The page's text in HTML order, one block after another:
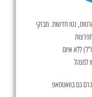
נטו חדשות. מבזקי
למנהל